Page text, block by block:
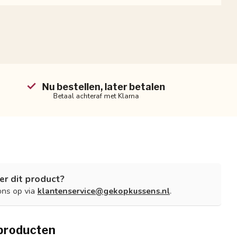
Nu bestellen, later betalen
Betaal achteraf met Klarna
dit product?
op via klantenservice@gekopkussens.nl.